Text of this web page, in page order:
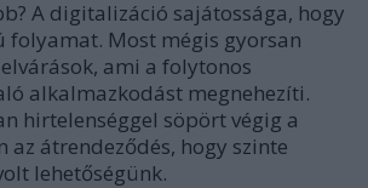
A digitalizáció sajátossága, hogy
folyamat. Most mégis gyorsan
ami a folytonos
alkalmazkodást megnehezíti.
hirtelenséggel söpört végig a
az átrendeződés, hogy szinte
lehetőségünk.